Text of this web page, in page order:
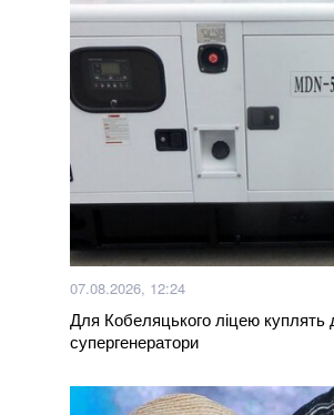
07.08.2026, 12:24
Для Кобеляцького ліцею куплять
супергенератори